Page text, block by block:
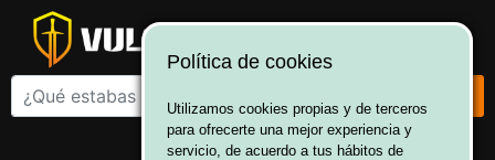
¡Bienvenido a Vulcania!
Política de cookies
Utilizamos cookies propias y de terceros
para ofrecerte una mejor experiencia y
servicio, de acuerdo a tus hábitos de